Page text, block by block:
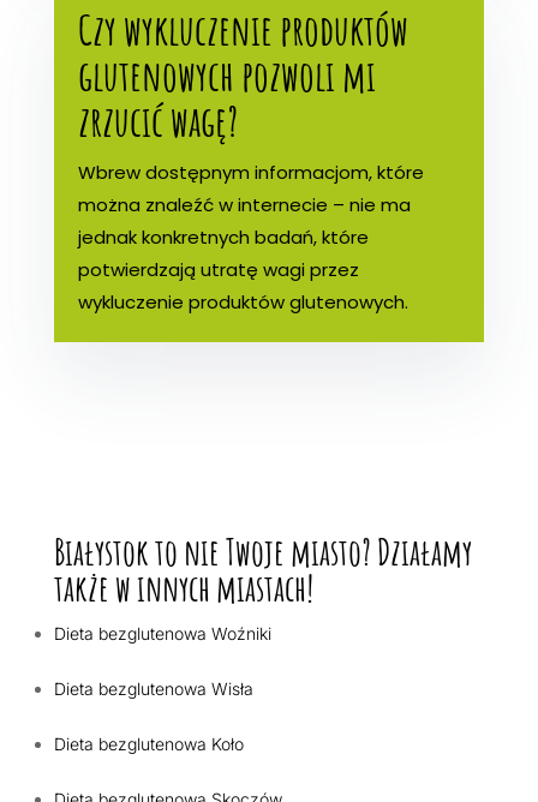
Czy wykluczenie produktów
glutenowych pozwoli mi
zrzucić wagę?
Wbrew dostępnym informacjom, które
można znaleźć w internecie – nie ma
jednak konkretnych badań, które
potwierdzają utratę wagi przez
wykluczenie produktów glutenowych.
Białystok to nie Twoje miasto? Działamy
także w innych miastach!
Dieta bezglutenowa Woźniki
Dieta bezglutenowa Wisła
Dieta bezglutenowa Koło